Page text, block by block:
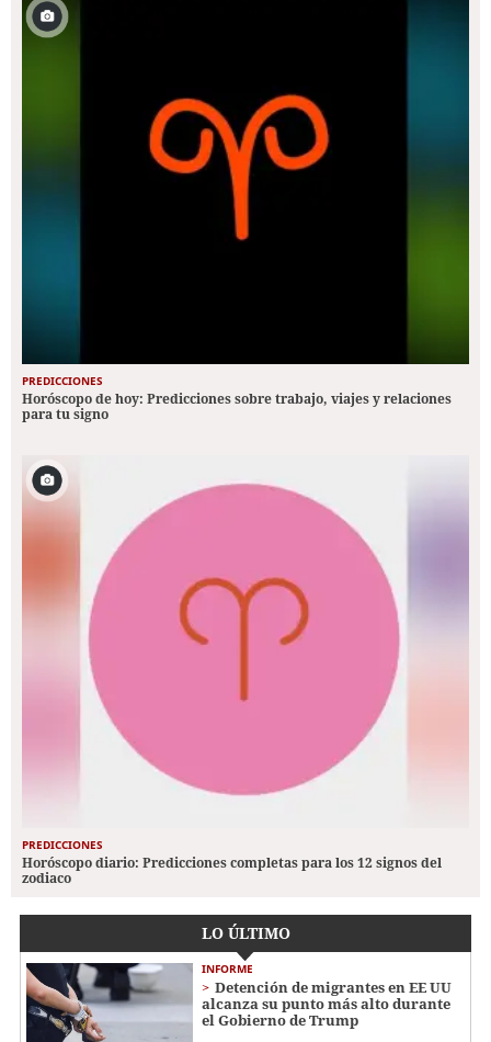
PREDICCIONES
Horóscopo de hoy: Predicciones sobre trabajo, viajes y relaciones
para tu signo
PREDICCIONES
Horóscopo diario: Predicciones completas para los 12 signos del
zodiaco
LO ÚLTIMO
INFORME
Detención de migrantes en EE UU
alcanza su punto más alto durante
el Gobierno de Trump